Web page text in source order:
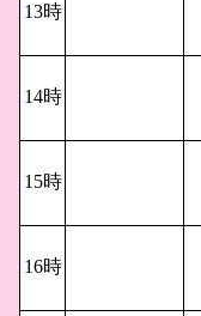
13時
14時
15時
16時